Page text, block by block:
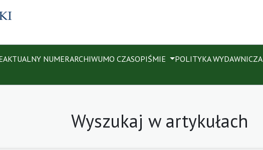
AKTUALNY NUMERARCHIWUMO CZASOPIŚMIE POLITYKA WYDAWNICZA
Wyszukaj w artykułach